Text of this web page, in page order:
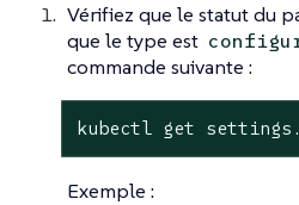
Vérifiez que le statut du
que le type est
commande suivante :
kubectl get
Exemple :